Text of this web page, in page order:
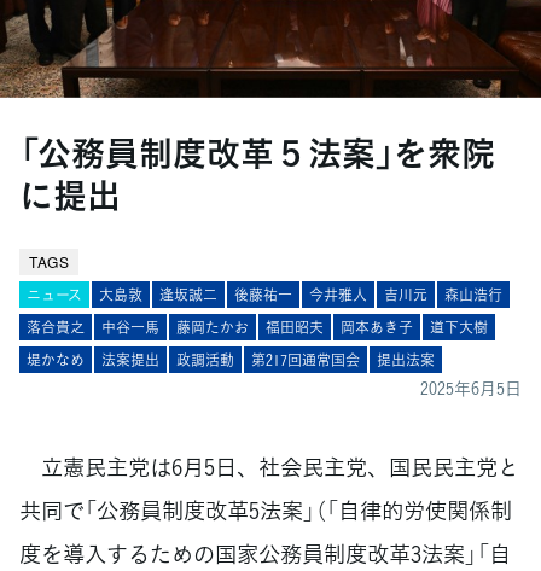
「公務員制度改革５法案」を衆院
に提出
TAGS
ニュース 大島敦 逢󠄀坂誠二 後藤祐一 今井雅人 吉川元
森山浩行
落合貴之
中谷一馬 藤岡たかお 福田昭夫 岡本あき子
道下大樹
堤かなめ
法案提出 政調活動 第217回通常国会 提出法案
2025年6月5日
立憲民主党は6月5日、社会民主党、国民民主党と
共同で「公務員制度改革5法案」（「自律的労使関係制
度を導入するための国家公務員制度改革3法案」「自